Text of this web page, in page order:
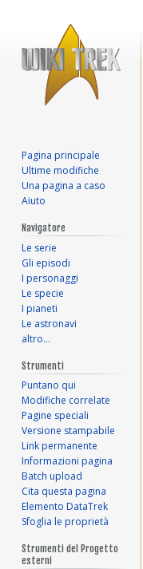
Pagina principale
Ultime modifiche
Una pagina a caso
Aiuto
Navigatore
Le serie
Gli episodi
I personaggi
Le specie
I pianeti
Le astronavi
altro…
Strumenti
Puntano qui
Modifiche correlate
Pagine speciali
Versione stampabile
Link permanente
Informazioni pagina
Batch upload
Cita questa pagina
Elemento DataTrek
Sfoglia le proprietà
Strumenti del Progetto
esterni